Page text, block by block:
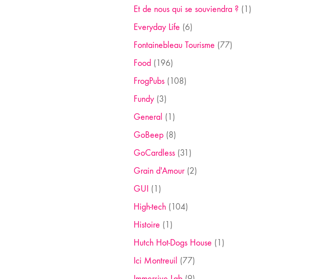
Et de nous qui se souviendra ? (1)
Everyday Life (6)
Fontainebleau Tourisme (77)
Food (196)
FrogPubs(108)
Fundy(3)
General (1)
GoBeep(8)
GoCardless(31)
Grain d'Amour(2)
GUI (1)
High-tech(104)
Histoire (1)
Hutch Hot-Dogs House (1)
Ici Montreuil (77)